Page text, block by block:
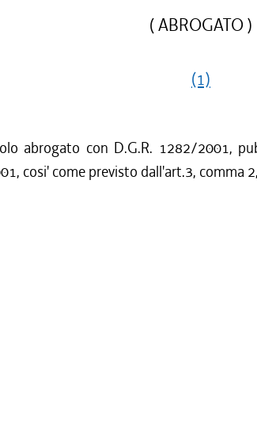
( ABROGATO )
(1)
abrogato con D.G.R. 1282/2001,
cosi' come previsto dall'art.3, comma